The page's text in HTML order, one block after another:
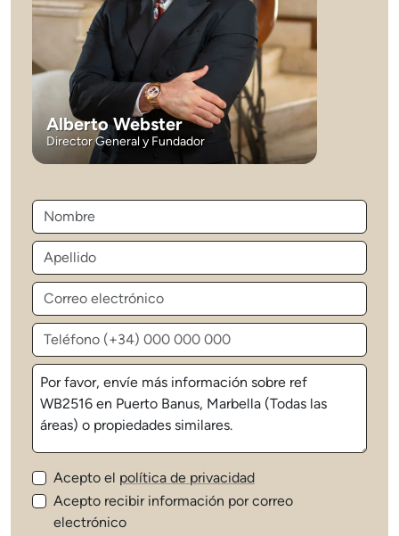
Alberto Webster
Director General y Fundador
Acepto el política de privacidad
Acepto recibir información por correo
electrónico